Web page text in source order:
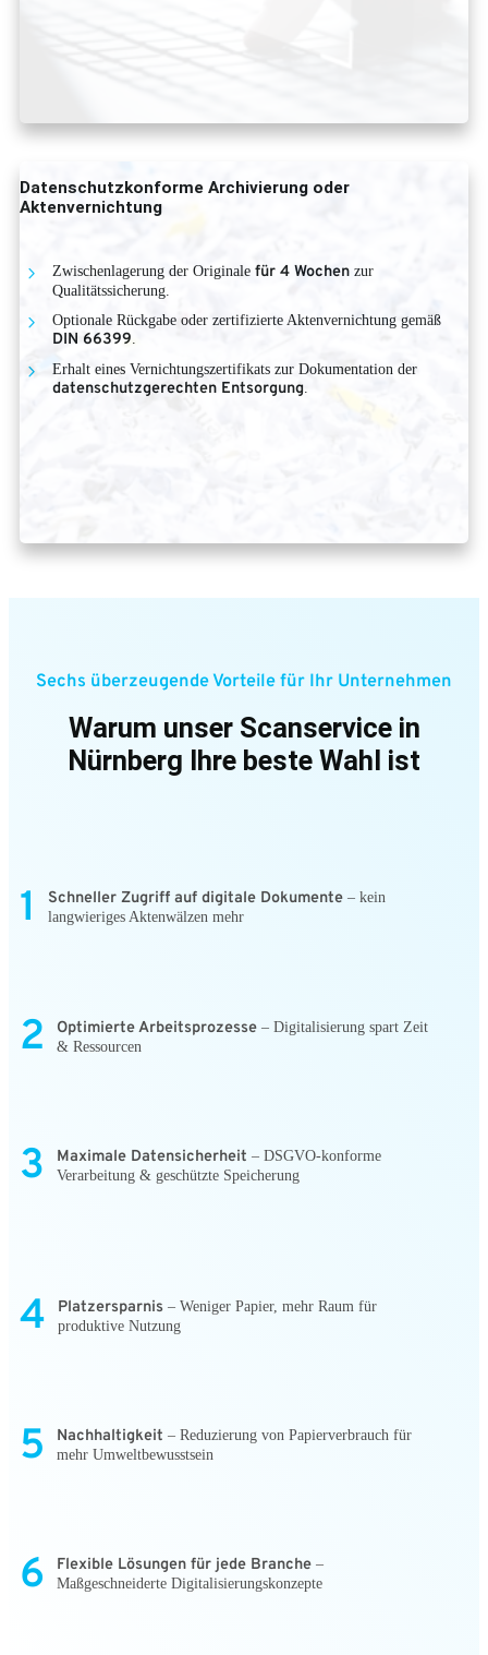
Datenschutzkonforme Archivierung oder
Aktenvernichtung
Zwischenlagerung der Originale für 4 Wochen zur
Qualitätssicherung.
Optionale Rückgabe oder zertifizierte Aktenvernichtung gemäß
DIN 66399
Erhalt eines Vernichtungszertifikats zur Dokumentation der
datenschutzgerechten Entsorgung
Sechs überzeugende Vorteile für Ihr Unternehmen
Warum unser Scanservice in
Nürnberg Ihre beste Wahl ist
1 Schneller Zugriff auf digitale Dokumente – kein
langwieriges Aktenwälzen mehr
2 Optimierte Arbeitsprozesse – Digitalisierung spart Zeit
& Ressourcen
3 Maximale Datensicherheit – DSGVO-konforme
Verarbeitung & geschützte Speicherung
4 Platzersparnis – Weniger Papier, mehr Raum für
produktive Nutzung
5 Nachhaltigkeit – Reduzierung von Papierverbrauch für
mehr Umweltbewusstsein
6 Flexible Lösungen für jede Branche –
Maßgeschneiderte Digitalisierungskonzepte